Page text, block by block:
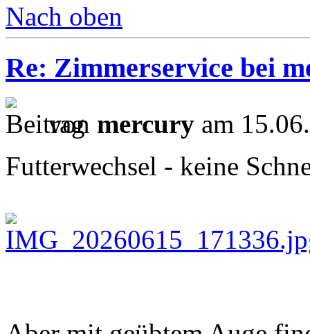
Nach oben
Re: Zimmerservice bei
von mercury am
Futterwechsel - keine